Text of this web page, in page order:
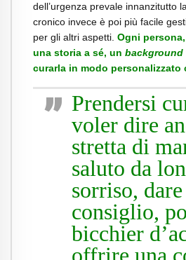
dell’urgenza prevale innanzitutto
cronico invece è poi più facile
per gli altri aspetti. Ogni
una storia a sé, un background
curarla in modo personalizzato
Prendersi
voler dire
stretta di
saluto da
sorriso,
consiglio,
bicchier